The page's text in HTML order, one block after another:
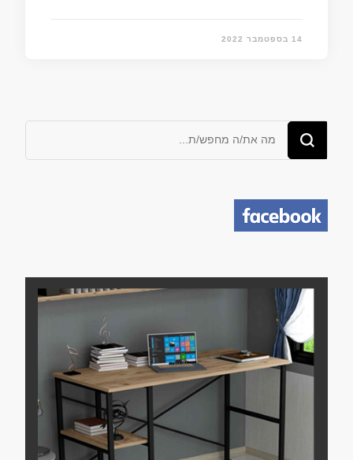
14 בספטמבר 2022
מחפש/ת
משהו?